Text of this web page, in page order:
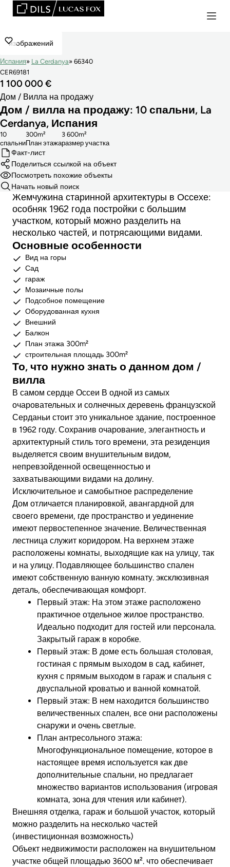
изображений
Испания La Cerdanya
66340
CER69181
1 100 000 €
Дом / Вилла на продажу
Дом / вилла на продажу: 10 спальни, La
Cerdanya, Испания
cпальни
10
План этажа
300m²
размер участка
3 600m²
Факт-лист
Поделиться ссылкой на объект
Посмотреть похожие объекты
Начать новый поиск
Жемчужина старинной архитектуры в Оссехе:
особняк 1962 года постройки с большим
участком, который можно разделить на
несколько частей, и потрясающими видами.
Основные особенности
Вид на горы
Сад
гараж
Мозаичные полы
Подсобное помещение
Оборудованная кухня
Внешний
Балкон
План этажа 300m²
строительная площадь 300m²
То, что нужно знать о данном дом /
вилла
В самом сердце Оссеи В одной из самых
очаровательных и солнечных деревень французской
Серданьи стоит это уникальное здание, построенное
в 1962 году. Сохранив очарование, элегантность и
архитектурный стиль того времени, эта резиденция
выделяется своим внушительным видом,
непревзойденной освещенностью и
захватывающими видами на долину.
Исключительное и самобытное распределение
Дом отличается планировкой, авангардной для
своего времени, где пространство и уединение
имеют первостепенное значение. Величественная
лестница служит коридором. На верхнем этаже
расположены комнаты, выходящие как на улицу, так
и на улицу. Подавляющее большинство спален
имеют собственную ванную комнату. эксклюзивная
деталь, обеспечивающая комфорт.
Первый этаж: На этом этаже расположено
практичное отдельное жилое пространство.
Идеально подходит для гостей или персонала.
Закрытый гараж в коробке.
Первый этаж: В доме есть большая столовая,
гостиная с прямым выходом в сад, кабинет,
кухня с прямым выходом в гараж и спальня с
двуспальной кроватью и ванной комнатой.
Первый этаж: В нем находится большинство
величественных спален, все они расположены
снаружи и очень светлые.
План антресольного этажа:
Многофункциональное помещение, которое в
настоящее время используется как две
дополнительные спальни, но предлагает
множество вариантов использования (игровая
комната, зона для чтения или кабинет).
Внешняя отделка, гараж и большой участок, который
можно разделить на несколько частей
(инвестиционная возможность)
Объект недвижимости расположен на внушительном
участке общей площадью 3600 м². что обеспечивает